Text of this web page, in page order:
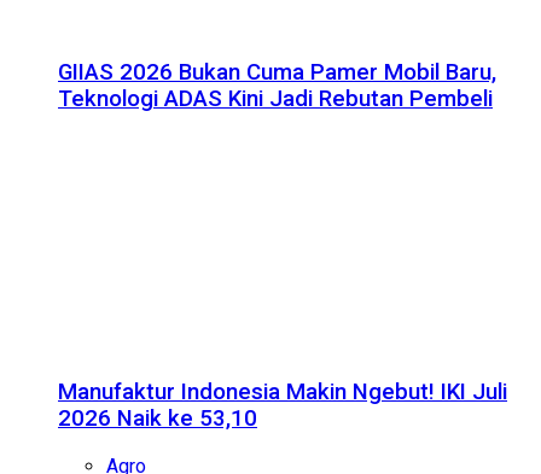
GIIAS 2026 Bukan Cuma Pamer Mobil Baru,
Teknologi ADAS Kini Jadi Rebutan Pembeli
Manufaktur Indonesia Makin Ngebut! IKI Juli
2026 Naik ke 53,10
Agro